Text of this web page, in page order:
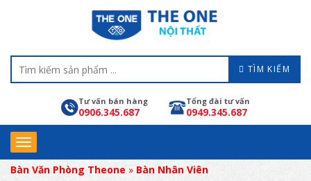
TÌM KIẾM
Tư vấn bán hàng
0906.345.687
Tổng đài tư vấn
0949.345.687
Bàn Văn Phòng Theone » Bàn Nhân Viên